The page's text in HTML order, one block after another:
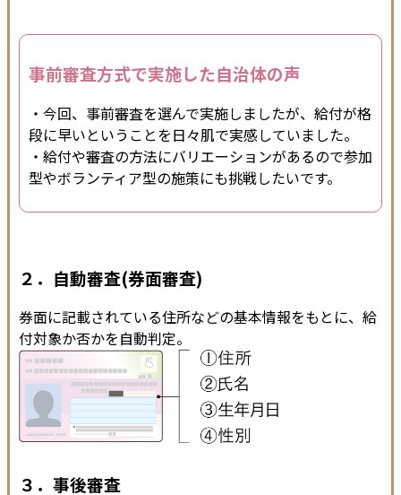
事前審査方式で実施した自治体の声
・今回、事前審査を選んで実施しましたが、給付が格
段に早いということを日々肌で実感していました。
・給付や審査の方法にバリエーションがあるので参加
型やボランティア型の施策にも挑戦したいです。
２．自動審査(券面審査)
券面に記載されている住所などの基本情報をもとに、給
付対象か否かを自動判定。
３．事後審査